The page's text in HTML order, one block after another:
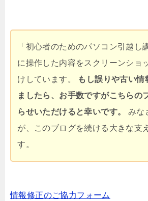
「初心者のためのパソコン引越し
に操作した内容をスクリーンショ
けしています。
もし誤りや古い情
ましたら、お手数ですがこちらの
らせいただけると幸いです。
みな
が、このブログを続ける大きな支
す。
情報修正のご協力フォーム